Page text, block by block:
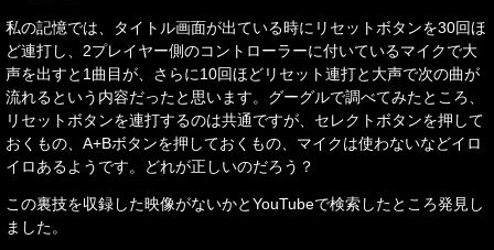
私の記憶では、タイトル画面が出ている時にリセットボタンを30回ほ
ど連打し、2プレイヤー側のコントローラーに付いているマイクで大
声を出すと1曲目が、さらに10回ほどリセット連打と大声で次の曲が
流れるという内容だったと思います。グーグルで調べてみたところ、
リセットボタンを連打するのは共通ですが、セレクトボタンを押して
おくもの、A+Bボタンを押しておくもの、マイクは使わないなどイロ
イロあるようです。どれが正しいのだろう？
この裏技を収録した映像がないかとYouTubeで検索したところ発見し
ました。